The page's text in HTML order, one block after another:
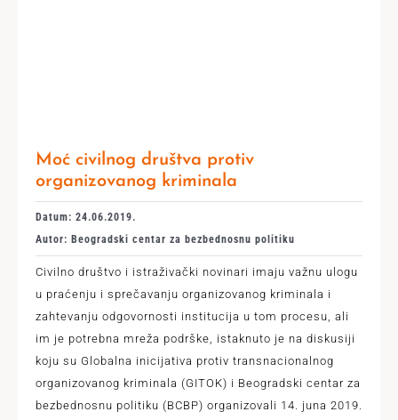
Moć civilnog društva protiv
organizovanog kriminala
Datum: 24.06.2019.
Autor: Beogradski centar za bezbednosnu politiku
Civilno društvo i istraživački novinari imaju važnu ulogu
u praćenju i sprečavanju organizovanog kriminala i
zahtevanju odgovornosti institucija u tom procesu, ali
im je potrebna mreža podrške, istaknuto je na diskusiji
koju su Globalna inicijativa protiv transnacionalnog
organizovanog kriminala (GITOK) i Beogradski centar za
bezbednosnu politiku (BCBP) organizovali 14. juna 2019.